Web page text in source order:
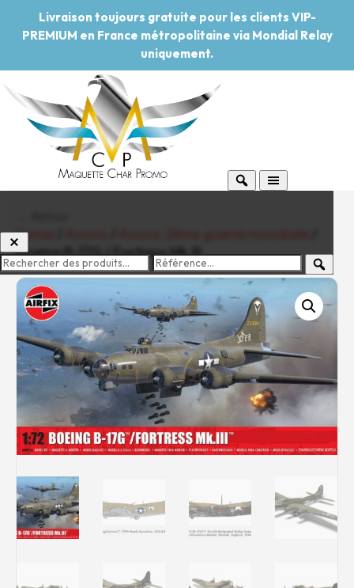
Livraison toujours gratuite pour les clients VIP-
PREMIUM en France métropolitaine via Mondial Relay
uniquement.
-20%Pouvoir d'achat
Rechercher des produits...
Mon panier
0
0,00
€
Connexion / Inscription
Véhicules
Avions
Bateaux
Trains
Figurines
Home
Boeing B-17G / Fortress Mk.III